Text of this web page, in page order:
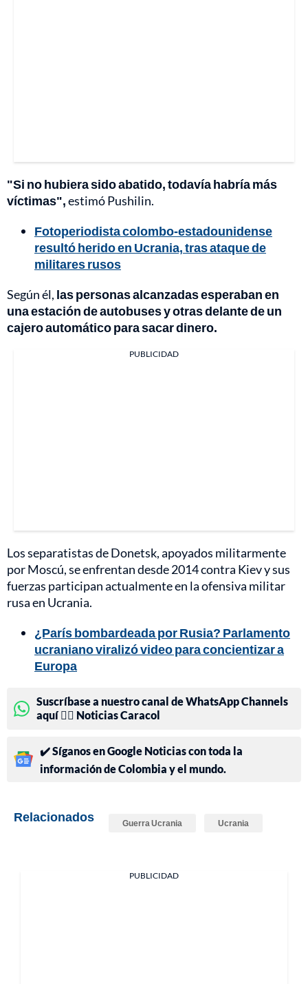
"Si no hubiera sido abatido, todavía habría más
víctimas",estimó Pushilin.
Fotoperiodista colombo-estadounidense
resultó herido en Ucrania, tras ataque de
militares rusos
Según él, las personas alcanzadas esperaban en
una estación de autobuses y otras delante de un
cajero automático para sacar dinero.
PUBLICIDAD
Los separatistas de Donetsk, apoyados militarmente
por Moscú, se enfrentan desde 2014 contra Kiev y sus
fuerzas participan actualmente en la ofensiva militar
rusa en Ucrania.
¿París bombardeada por Rusia? Parlamento
ucraniano viralizó video para concientizar a
Europa
Suscríbase a nuestro canal de WhatsApp Channels
aquí 👉🏻 Noticias Caracol
✔️ Síganos en Google Noticias con toda la
información de Colombia y el mundo.
Relacionados Guerra Ucrania Ucrania
PUBLICIDAD